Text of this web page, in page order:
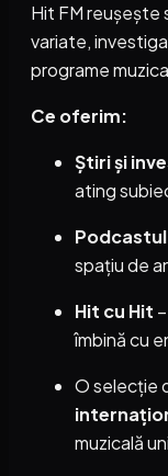
Hit FM reușește
variate,
programe
Ce oferim:
Știri și
ating
Podcastul
spațiu de
Hit cu Hit
îmbină cu
O selecție
muzicală